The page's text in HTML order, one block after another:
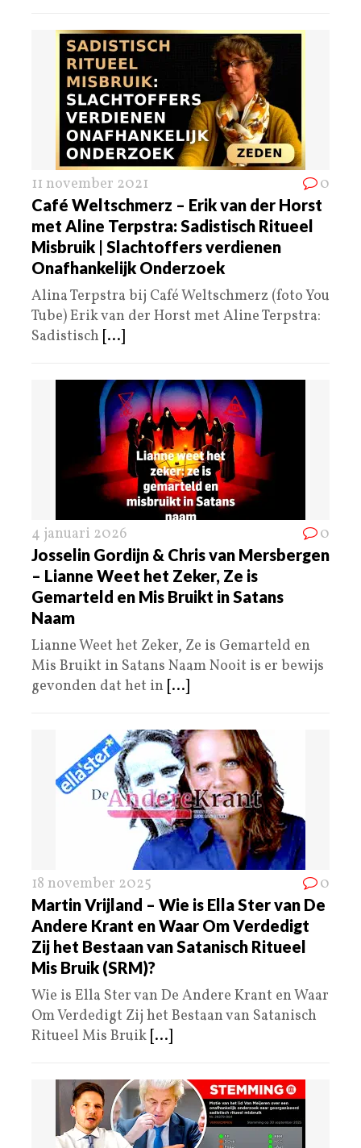
11 november 2021 0
Café Weltschmerz – Erik van der Horst
met Aline Terpstra: Sadistisch Ritueel
Misbruik | Slachtoffers verdienen
Onafhankelijk Onderzoek
Alina Terpstra bij Café Weltschmerz (foto You
Tube) Erik van der Horst met Aline Terpstra:
Sadistisch [...]
4 januari 2026 0
Josselin Gordijn & Chris van Mersbergen
– Lianne Weet het Zeker, Ze is
Gemarteld en Mis Bruikt in Satans
Naam
Lianne Weet het Zeker, Ze is Gemarteld en
Mis Bruikt in Satans Naam Nooit is er bewijs
gevonden dat het in [...]
18 november 2025 0
Martin Vrijland – Wie is Ella Ster van De
Andere Krant en Waar Om Verdedigt
Zij het Bestaan van Satanisch Ritueel
Mis Bruik (SRM)?
Wie is Ella Ster van De Andere Krant en Waar
Om Verdedigt Zij het Bestaan van Satanisch
Ritueel Mis Bruik [...]